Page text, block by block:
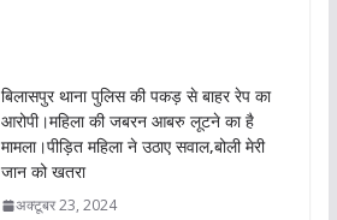
बिलासपुर थाना पुलिस की पकड़ से बाहर रेप का
आरोपी।महिला की जबरन आबरु लूटने का है
मामला।पीड़ित महिला ने उठाए सवाल,बोली मेरी
जान को खतरा
अक्टूबर 23, 2024